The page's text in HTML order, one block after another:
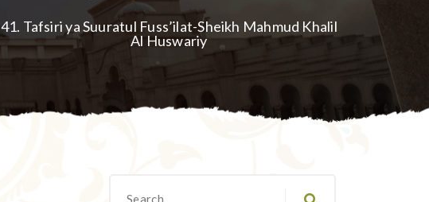
41. Tafsiri ya Suuratul Fuss’ilat-Sheikh Mahmud Khalil
Al Huswariy